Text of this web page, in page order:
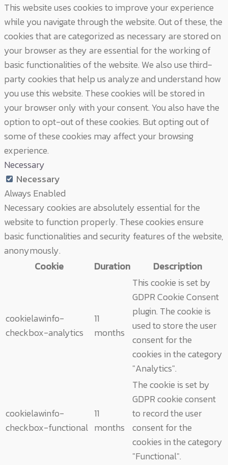
This website uses cookies to improve your experience
while you navigate through the website. Out of these, the
cookies that are categorized as necessary are stored on
your browser as they are essential for the working of
basic functionalities of the website. We also use third-
party cookies that help us analyze and understand how
you use this website. These cookies will be stored in
your browser only with your consent. You also have the
option to opt-out of these cookies. But opting out of
some of these cookies may affect your browsing
experience.
Necessary
Necessary
Always Enabled
Necessary cookies are absolutely essential for the
website to function properly. These cookies ensure
basic functionalities and security features of the website,
anonymously.
Cookie
Duration Description
cookielawinfo-
checkbox-analytics
11
months
This cookie is set by
GDPR Cookie Consent
plugin. The cookie is
used to store the user
consent for the
cookies in the category
"Analytics".
cookielawinfo-
checkbox-functional
11
months
The cookie is set by
GDPR cookie consent
to record the user
consent for the
cookies in the category
"Functional".